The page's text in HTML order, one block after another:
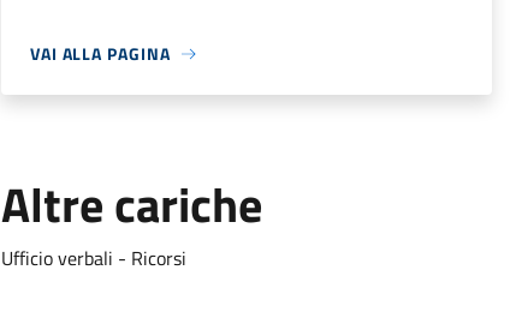
VAI ALLA PAGINA
Altre cariche
Ufficio verbali - Ricorsi